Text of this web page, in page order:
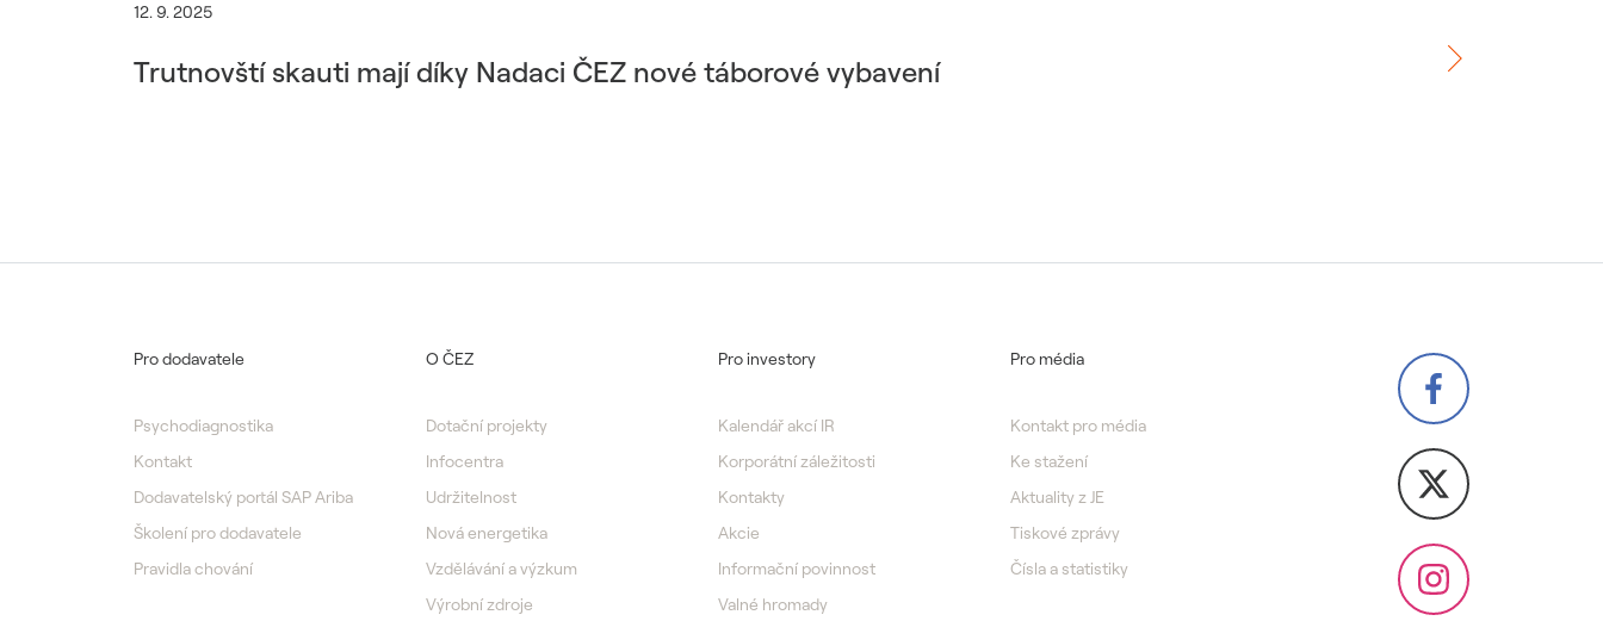
12. 9. 2025
Trutnovští skauti mají díky Nadaci ČEZ nové táborové vybavení
Pro dodavatele
Psychodiagnostika
Kontakt
Dodavatelský portál SAP Ariba
Školení pro dodavatele
Pravidla chování
O ČEZ
Dotační projekty
Infocentra
Udržitelnost
Nová energetika
Vzdělávání a výzkum
Výrobní zdroje
Pro investory
Kalendář akcí IR
Korporátní záležitosti
Kontakty
Akcie
Informační povinnost
Valné hromady
Pro média
Kontakt pro média
Ke stažení
Aktuality z JE
Tiskové zprávy
Čísla a statistiky